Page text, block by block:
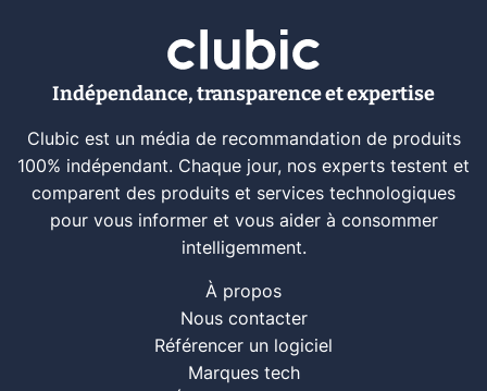
Indépendance, transparence et expertise
Clubic est un média de recommandation de produits
100% indépendant. Chaque jour, nos experts testent et
comparent des produits et services technologiques
pour vous informer et vous aider à consommer
intelligemment.
À propos
Nous contacter
Référencer un logiciel
Marques tech